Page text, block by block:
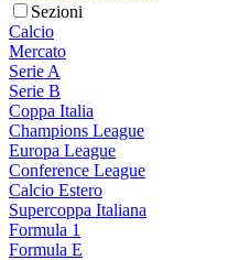
Sezioni
Calcio
Mercato
Serie A
Serie B
Coppa Italia
Champions League
Europa League
Conference League
Calcio Estero
Supercoppa Italiana
Formula 1
Formula E